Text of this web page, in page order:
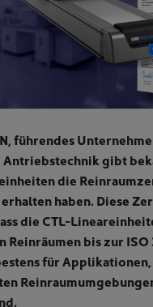
führendes
gibt
die
erhalten haben. Diese
die CTL-
Reinräumen bis zur
für